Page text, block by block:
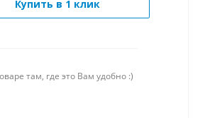
Купить в 1 клик
там, где это Вам удобно :)